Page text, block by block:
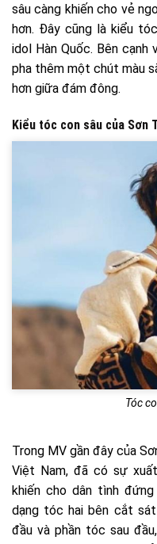
sâu càng khiến cho vẻ
hơn. Đây cũng là kiểu
idol Hàn Quốc. Bên cạnh
pha thêm một chút màu
hơn giữa đám đông.
Kiểu tóc con sâu của Sơn
Tóc
Trong MV gần đây của
Việt Nam, đã có sự
khiến cho dân tình
dạng tóc hai bên cắt
đầu và phần tóc sau